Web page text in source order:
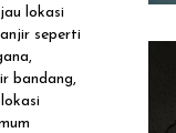
lokasi
seperti
bandang,